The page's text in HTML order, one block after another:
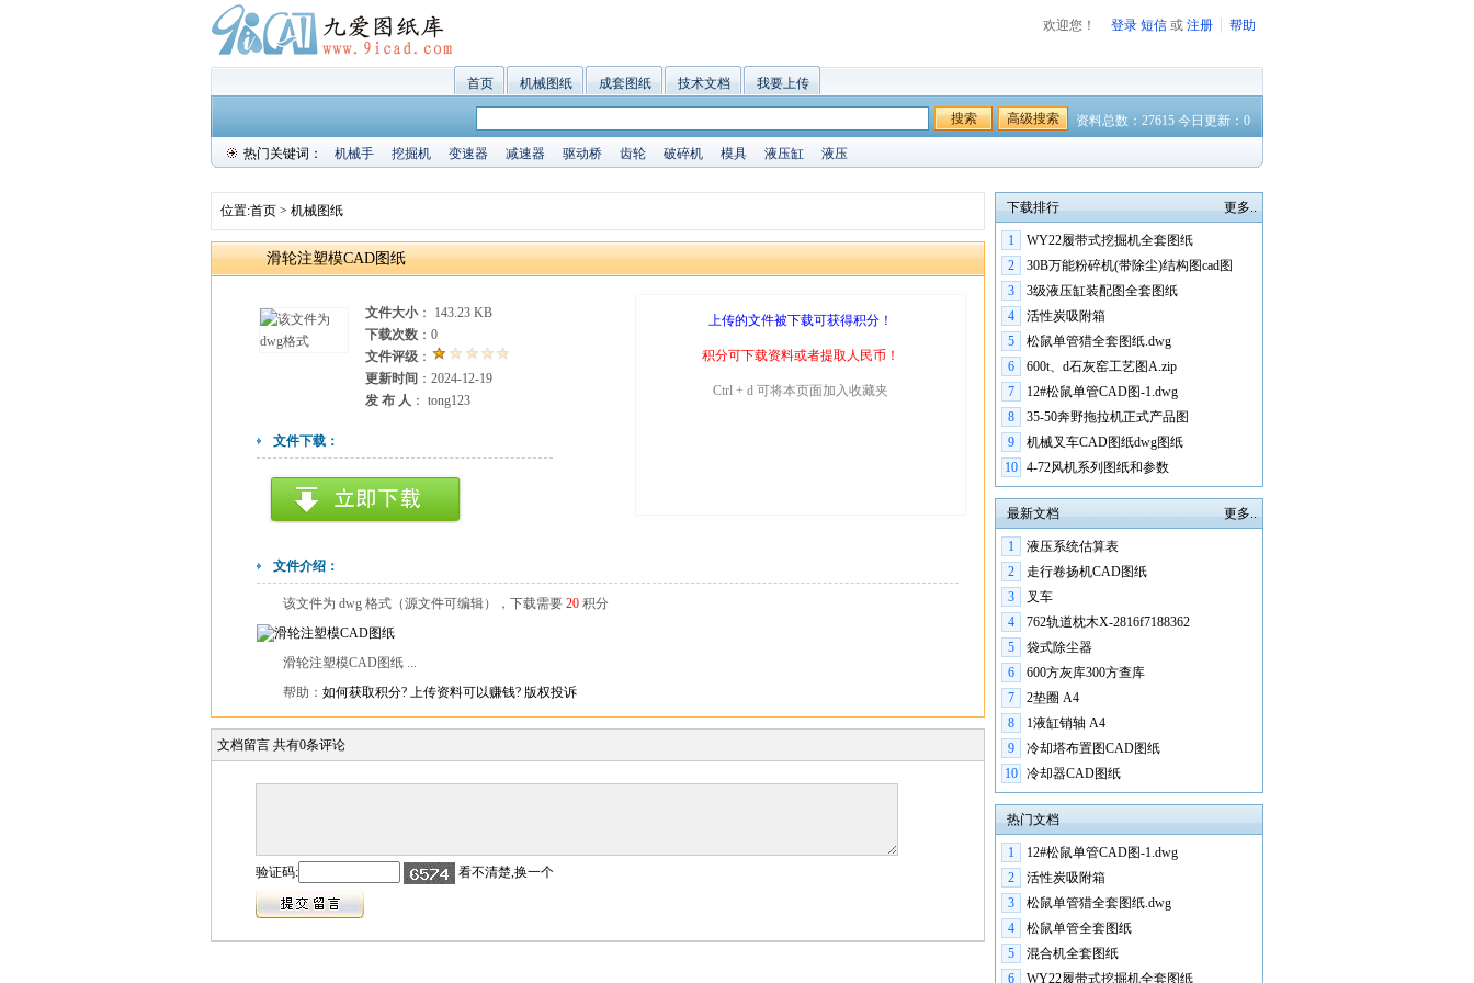
欢迎您！ 登录 短信 或 注册 帮助
首页 机械图纸 成套图纸 技术文档 我要上传
搜索 高级搜索 资料总数：27615 今日更新：0
热门关键词： 机械手 挖掘机 变速器 减速器 驱动桥 齿轮 破碎机 模具 液压缸 液压
位置:首页 > 机械图纸
滑轮注塑模CAD图纸
文件大小： 143.23 KB
下载次数 ： 0
文件评级 ：
更新时间 ：2024-12-19
发 布 人 ： tong123
文件下载：
上传的文件被下载可获得积分！
积分可下载资料或者提取人民币！
Ctrl + d 可将本页面加入收藏夹
文件介绍：
该文件为 dwg 格式（源文件可编辑），下载需要 20 积分
滑轮注塑模CAD图纸 ...
帮助： 如何获取积分? 上传资料可以赚钱? 版权投诉
文档留言 共有0条评论
验证码: 看不清楚,换一个
更多..
下载排行
1
WY22履带式挖掘机全套图纸
2
30B万能粉碎机(带除尘)结构图cad图
3
3级液压缸装配图全套图纸
4
活性炭吸附箱
5
松鼠单管猎全套图纸.dwg
6
600t、d石灰窑工艺图A.zip
7
12#松鼠单管CAD图-1.dwg
8
35-50奔野拖拉机正式产品图
9
机械叉车CAD图纸dwg图纸
10 4-72风机系列图纸和参数
更多..
最新文档
1
液压系统估算表
2
走行卷扬机CAD图纸
3
叉车
4
762轨道枕木X-2816f7188362
5
袋式除尘器
6
600方灰库300方查库
7
2垫圈 A4
8
1液缸销轴 A4
9
冷却塔布置图CAD图纸
10 冷却器CAD图纸
热门文档
1
12#松鼠单管CAD图-1.dwg
2
活性炭吸附箱
3
松鼠单管猎全套图纸.dwg
4
松鼠单管全套图纸
5
混合机全套图纸
6
WY22履带式挖掘机全套图纸